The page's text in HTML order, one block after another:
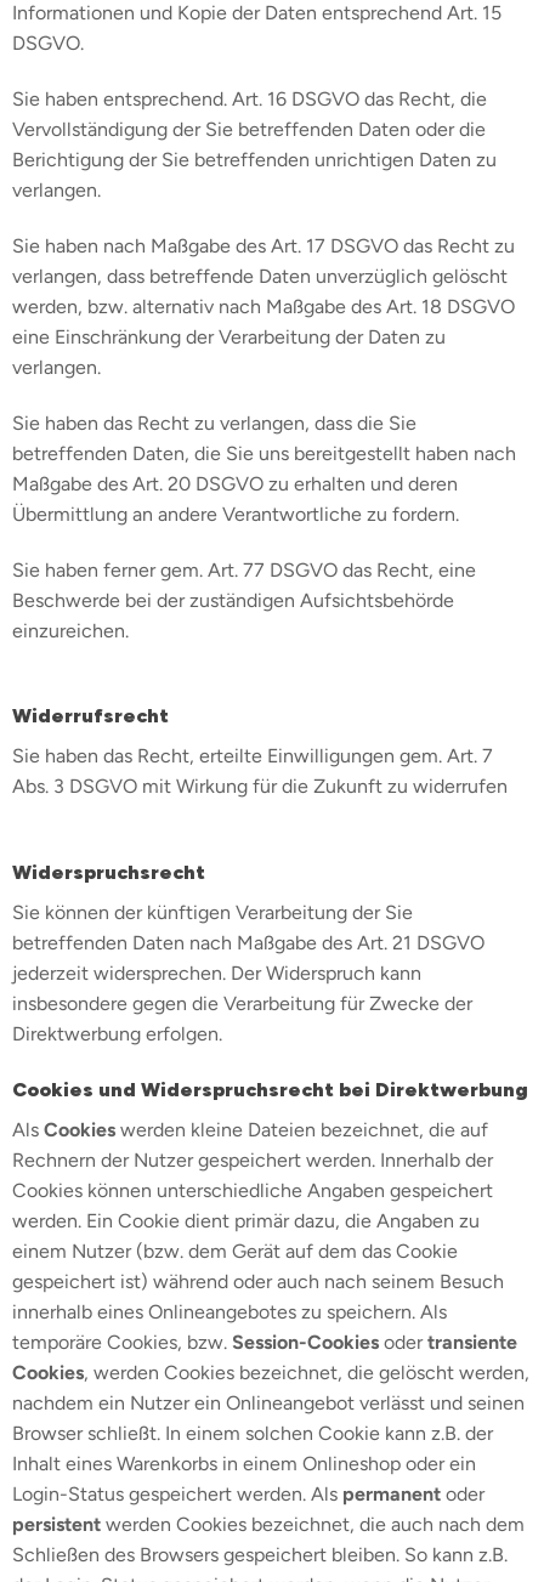
Informationen und Kopie der Daten entsprechend Art. 15
DSGVO.
Sie haben entsprechend. Art. 16 DSGVO das Recht, die
Vervollständigung der Sie betreffenden Daten oder die
Berichtigung der Sie betreffenden unrichtigen Daten zu
verlangen.
Sie haben nach Maßgabe des Art. 17 DSGVO das Recht zu
verlangen, dass betreffende Daten unverzüglich gelöscht
werden, bzw. alternativ nach Maßgabe des Art. 18 DSGVO
eine Einschränkung der Verarbeitung der Daten zu
verlangen.
Sie haben das Recht zu verlangen, dass die Sie
betreffenden Daten, die Sie uns bereitgestellt haben nach
Maßgabe des Art. 20 DSGVO zu erhalten und deren
Übermittlung an andere Verantwortliche zu fordern.
Sie haben ferner gem. Art. 77 DSGVO das Recht, eine
Beschwerde bei der zuständigen Aufsichtsbehörde
einzureichen.
Widerrufsrecht
Sie haben das Recht, erteilte Einwilligungen gem. Art. 7
Abs. 3 DSGVO mit Wirkung für die Zukunft zu widerrufen
Widerspruchsrecht
Sie können der künftigen Verarbeitung der Sie
betreffenden Daten nach Maßgabe des Art. 21 DSGVO
jederzeit widersprechen. Der Widerspruch kann
insbesondere gegen die Verarbeitung für Zwecke der
Direktwerbung erfolgen.
Cookies und Widerspruchsrecht bei Direktwerbung
Als Cookies werden kleine Dateien bezeichnet, die auf
Rechnern der Nutzer gespeichert werden. Innerhalb der
Cookies können unterschiedliche Angaben gespeichert
werden. Ein Cookie dient primär dazu, die Angaben zu
einem Nutzer (bzw. dem Gerät auf dem das Cookie
gespeichert ist) während oder auch nach seinem Besuch
innerhalb eines Onlineangebotes zu speichern. Als
temporäre Cookies, bzw. Session-Cookies odertransiente
Cookies, werden Cookies bezeichnet, die gelöscht werden,
nachdem ein Nutzer ein Onlineangebot verlässt und seinen
Browser schließt. In einem solchen Cookie kann z.B. der
Inhalt eines Warenkorbs in einem Onlineshop oder ein
Login-Status gespeichert werden. Als permanent oder
persistent werden Cookies bezeichnet, die auch nach dem
Schließen des Browsers gespeichert bleiben. So kann z.B.